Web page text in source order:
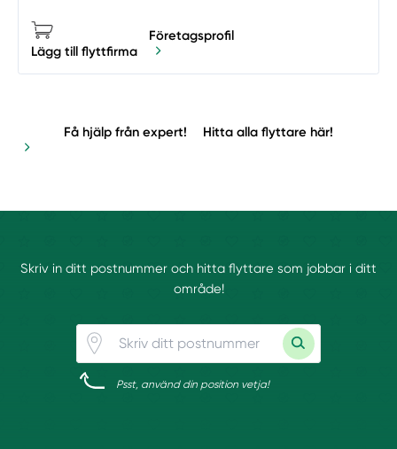
Lägg till flyttfirma
Företagsprofil
Få hjälp från expert! Hitta alla flyttare här!
Skriv in ditt postnummer och hitta flyttare som jobbar i ditt
område!
Psst, använd din position vetja!